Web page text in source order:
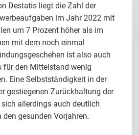
Destatis liegt die Zahl der
im Jahr 2022 mit
um 7 Prozent höher als im
mit dem noch einmal
ist also auch
für den Mittelstand wenig
Eine Selbstständigkeit in der
gestiegenen Zurückhaltung der
allerdings auch deutlich
gesunden Vorjahren.